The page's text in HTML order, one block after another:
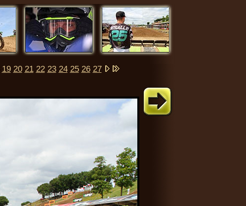
19 20 21 22 23 24 25 26 27